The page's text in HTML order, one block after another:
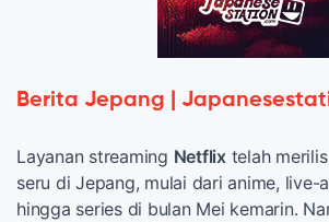
Berita Jepang |
Layanan streaming Netflixtelah
seru di Jepang, mulai dari anime, live-
hingga series di bulan Mei kemarin.